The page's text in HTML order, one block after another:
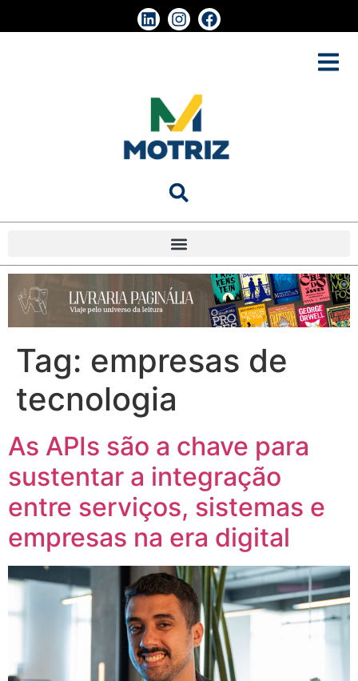
Tag: empresas de
tecnologia
As APIs são a chave para
sustentar a integração
entre serviços, sistemas e
empresas na era digital